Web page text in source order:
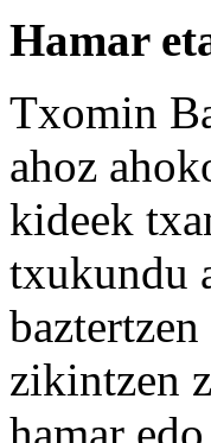
Hamar
Txomin
ahoz
kideek
txukundu
zikintzen
hamar